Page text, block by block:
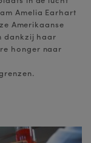
Amelia Earhart
Amerikaanse
dankzij haar
honger naar